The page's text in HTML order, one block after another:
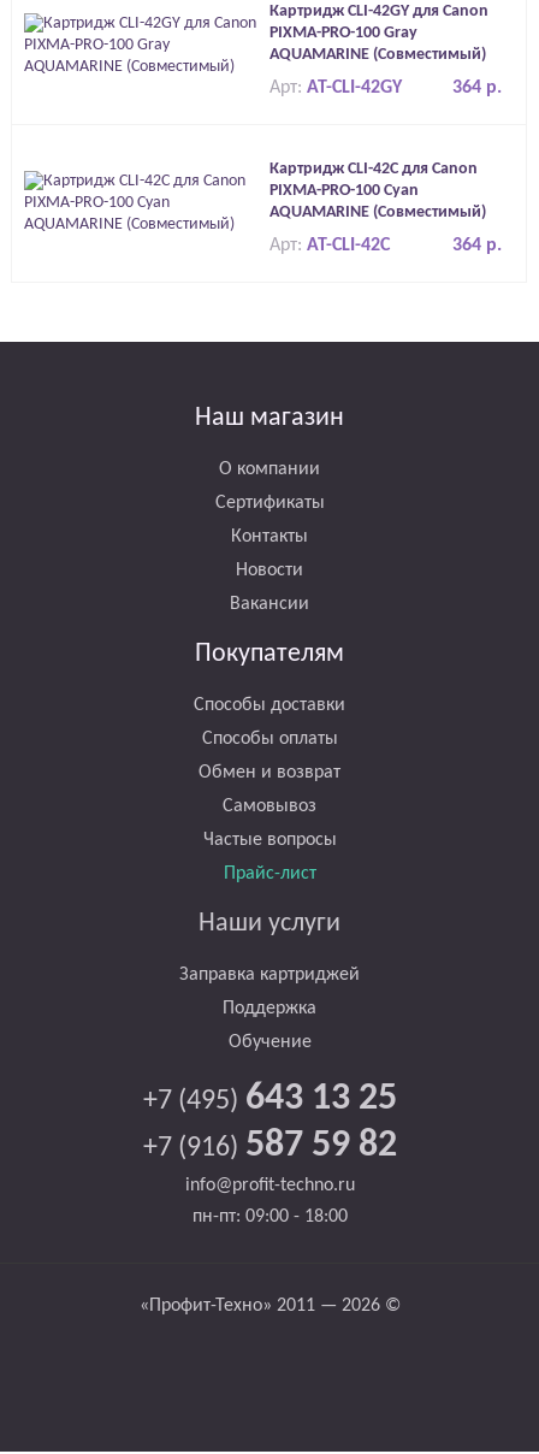
Картридж CLI-42GY для Canon
PIXMA-PRO-100 Gray
AQUAMARINE (Совместимый)
364 р.
Арт:AT-CLI-42GY
Картридж CLI-42C для Canon
PIXMA-PRO-100 Cyan
AQUAMARINE (Совместимый)
364 р.
Арт:AT-CLI-42C
Наш магазин
О компании
Сертификаты
Контакты
Новости
Вакансии
Покупателям
Способы доставки
Способы оплаты
Обмен и возврат
Самовывоз
Частые вопросы
Прайс-лист
Наши услуги
Заправка картриджей
Поддержка
Обучение
+7 (495) 643 13 25
+7 (916) 587 59 82
info@profit-techno.ru
пн-пт: 09:00 - 18:00
«Профит-Техно» 2011 — 2026 ©